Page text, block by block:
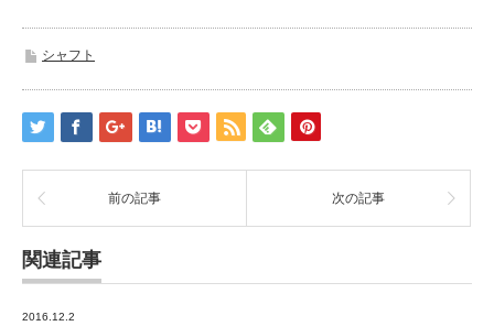
シャフト
前の記事 次の記事
関連記事
2016.12.2